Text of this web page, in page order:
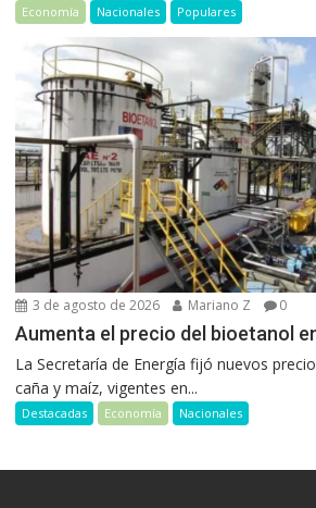
Economía Nacionales Populares
3 de agosto de 2026 Mariano Z 0
Aumenta el precio del bioetanol
La Secretaría de Energía fijó nuevos
caña y maíz, vigentes en...
Destacadas Economía Nacionales